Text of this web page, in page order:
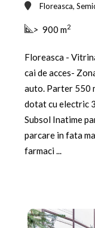
Floreasca,
> 900 m2
Floreasca -
cai de acces-
auto. Parter 550
dotat cu electric
Subsol Inatime
parcare in fata
farmaci ...